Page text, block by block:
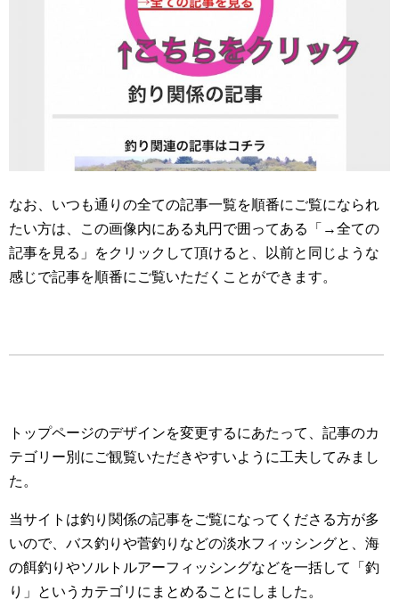
なお、いつも通りの全ての記事一覧を順番にご覧になられ
たい方は、この画像内にある丸円で囲ってある「→全ての
記事を見る」をクリックして頂けると、以前と同じような
感じで記事を順番にご覧いただくことができます。
トップページのデザインを変更するにあたって、記事のカ
テゴリー別にご観覧いただきやすいように工夫してみまし
た。
当サイトは釣り関係の記事をご覧になってくださる方が多
いので、バス釣りや菅釣りなどの淡水フィッシングと、海
の餌釣りやソルトルアーフィッシングなどを一括して「釣
り」というカテゴリにまとめることにしました。